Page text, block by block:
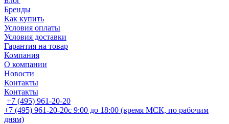
Бренды
Как купить
Условия оплаты
Условия доставки
Гарантия на товар
Компания
О компании
Новости
Контакты
Контакты
+7 (495) 961-20-20
+7 (495) 961-20-20с 9:00 до 18:00 (время МСК, по рабочим
дням)